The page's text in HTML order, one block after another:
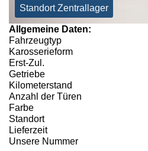
Standort Zentrallager
Allgemeine Daten:
Fahrzeugtyp
Karosserieform
Erst-Zul.
Getriebe
Kilometerstand
Anzahl der Türen
Farbe
Standort
Lieferzeit
Unsere Nummer